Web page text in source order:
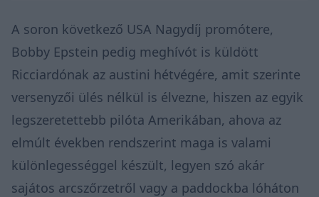
A soron következő USA Nagydíj promótere,
Bobby Epstein pedig meghívót is küldött
Ricciardónak az austini hétvégére, amit szerinte
versenyzői ülés nélkül is élvezne, hiszen az egyik
legszeretettebb pilóta Amerikában, ahova az
elmúlt években rendszerint maga is valami
különlegességgel készült, legyen szó akár
sajátos arcszőrzetről vagy a paddockba lóháton